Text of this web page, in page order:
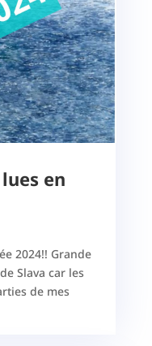
en
2024!! Grande
Slava car les
de mes